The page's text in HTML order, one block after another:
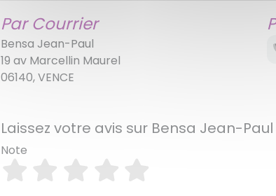
Par Courrier
Bensa Jean-Paul
19 av Marcellin Maurel
06140, VENCE
Laissez votre avis sur Bensa Jean-Paul
Note